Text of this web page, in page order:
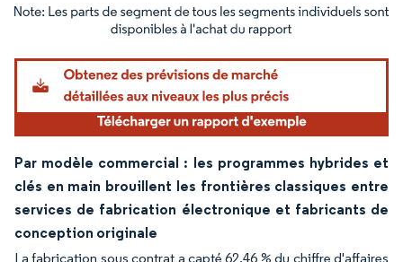
Image © Mordor Intelligence. La réutilisation nécessite une attribution sous CC BY
Par modèle commercial : les programmes hybrides et
clés en main brouillent les frontières classiques entre
services de fabrication électronique et fabricants de
conception originale
La fabrication sous contrat a capté 62,46 % du chiffre d'affaires